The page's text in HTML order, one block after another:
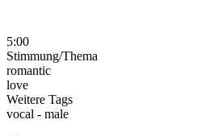
5:00
Stimmung/Thema
romantic
love
Weitere Tags
vocal - male